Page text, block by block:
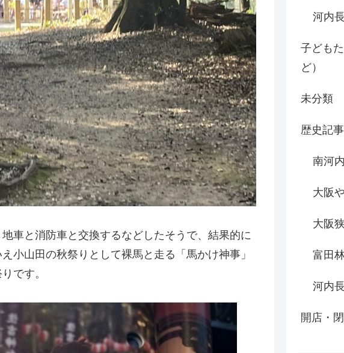
車と消防車と交換するなどしたそうで、結果的に
小山田の秋祭りとして裸馬と走る「馬かけ神事」
です。
河内
子ども
ど）
未分類
歴史記事
南河
大阪
大阪
富田
河内
開店・